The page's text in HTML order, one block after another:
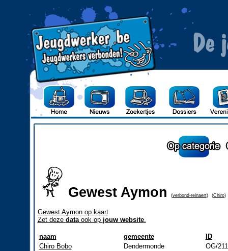
Gewest Aymon (verbond-reinaert) (Chiro)
Gewest Aymon op kaart
Zet deze dataook op jouw website.
naam gemeente
ID
Chiro Bobo
Dendermonde
OG/